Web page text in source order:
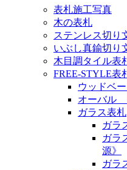
表札施工写真
木の表札
ステンレス切り
いぶし真鍮切り
木目調タイル表
FREE-STYLE表
ウッドベ
オーバル
ガラス表札
ガラ
ガラ
源》
ガラ